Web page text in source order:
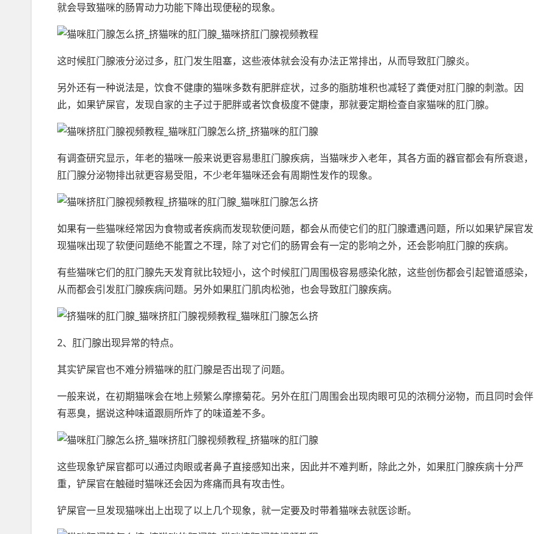
就会导致猫咪的肠胃动力功能下降出现便秘的现象。
这时候肛门腺液分泌过多，肛门发生阻塞，这些液体就会没有办法正常排出，从而导致肛门腺炎。
另外还有一种说法是，饮食不健康的猫咪多数有肥胖症状，过多的脂肪堆积也减轻了粪便对肛门腺的刺激。因
此，如果铲屎官，发现自家的主子过于肥胖或者饮食极度不健康，那就要定期检查自家猫咪的肛门腺。
有调查研究显示，年老的猫咪一般来说更容易患肛门腺疾病，当猫咪步入老年，其各方面的器官都会有所衰退，
肛门腺分泌物排出就更容易受阻，不少老年猫咪还会有周期性发作的现象。
如果有一些猫咪经常因为食物或者疾病而发现软便问题，都会从而使它们的肛门腺遭遇问题，所以如果铲屎官发
现猫咪出现了软便问题绝不能置之不理，除了对它们的肠胃会有一定的影响之外，还会影响肛门腺的疾病。
有些猫咪它们的肛门腺先天发育就比较短小，这个时候肛门周围极容易感染化脓，这些创伤都会引起管道感染，
从而都会引发肛门腺疾病问题。另外如果肛门肌肉松弛，也会导致肛门腺疾病。
2、肛门腺出现异常的特点。
其实铲屎官也不难分辨猫咪的肛门腺是否出现了问题。
一般来说，在初期猫咪会在地上频繁么摩擦菊花。另外在肛门周围会出现肉眼可见的浓稠分泌物，而且同时会伴
有恶臭，据说这种味道跟厕所炸了的味道差不多。
这些现象铲屎官都可以通过肉眼或者鼻子直接感知出来，因此并不难判断，除此之外，如果肛门腺疾病十分严
重，铲屎官在触碰时猫咪还会因为疼痛而具有攻击性。
铲屎官一旦发现猫咪出上出现了以上几个现象，就一定要及时带着猫咪去就医诊断。